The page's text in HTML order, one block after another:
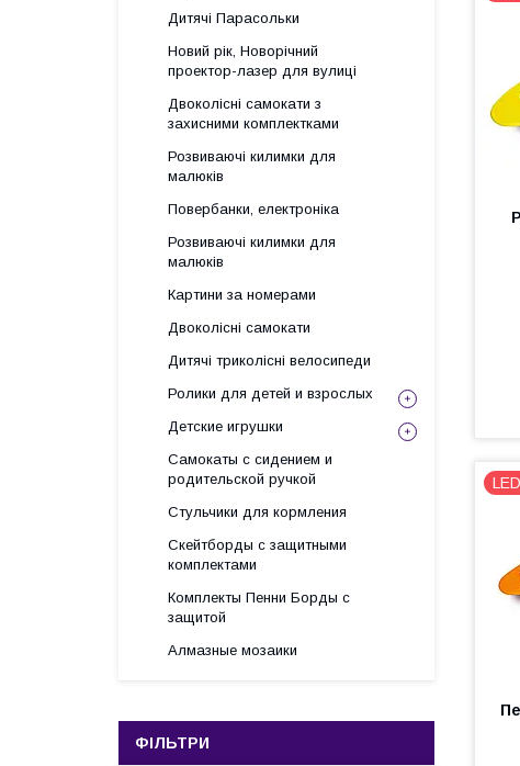
Дитячі Парасольки
Новий рік, Новорічний
проектор-лазер для вулиці
Двоколісні самокати з
захисними комплектками
Розвиваючі килимки для
малюків
Повербанки, електроніка
Розвиваючі килимки для
малюків
Картини за номерами
Двоколісні самокати
Дитячі триколісні велосипеди
Ролики для детей и взрослых
Детские игрушки
Самокаты с сидением и
родительской ручкой
Стульчики для кормления
Скейтборды с защитными
комплектами
Комплекты Пенни Борды с
защитой
Алмазные мозаики
ФІЛЬТРИ